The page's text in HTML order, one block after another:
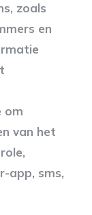
zoals
en
om
van het
app, sms,